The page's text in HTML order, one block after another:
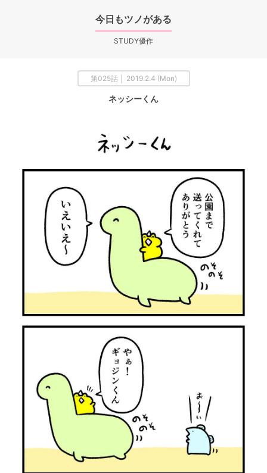
今日もツノがある
STUDY優作
第025話 │ 2019.2.4 (Mon)
ネッシーくん